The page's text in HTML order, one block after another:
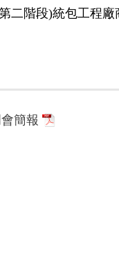
二階段)統包工程廠
簡報